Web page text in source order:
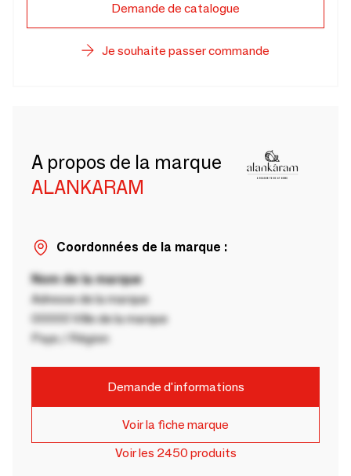
Demande de catalogue
Je souhaite passer commande
A propos de la marque
ALANKARAM
Coordonnées de la marque :
Nom de la marque
Adresse de la marque
00000 Ville de la marque
Pays / Région
Demande d'informations
Voir la fiche marque
Voir les 2450 produits